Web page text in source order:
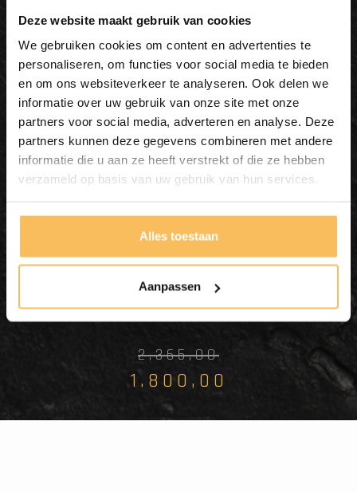
Deze website maakt gebruik van cookies
We gebruiken cookies om content en advertenties te
personaliseren, om functies voor social media te bieden
en om ons websiteverkeer te analyseren. Ook delen we
informatie over uw gebruik van onze site met onze
partners voor social media, adverteren en analyse. Deze
partners kunnen deze gegevens combineren met andere
informatie die u aan ze heeft verstrekt of die ze hebben
verzameld op basis van uw gebruik van hun services.
Alles toestaan
Aanpassen
Badezimmermöbelset 140
cm Natur inkl. Schrank,
Spiegel & Waschbecken
In meinen Warenkorb
legen
2.365,00
1.800,00